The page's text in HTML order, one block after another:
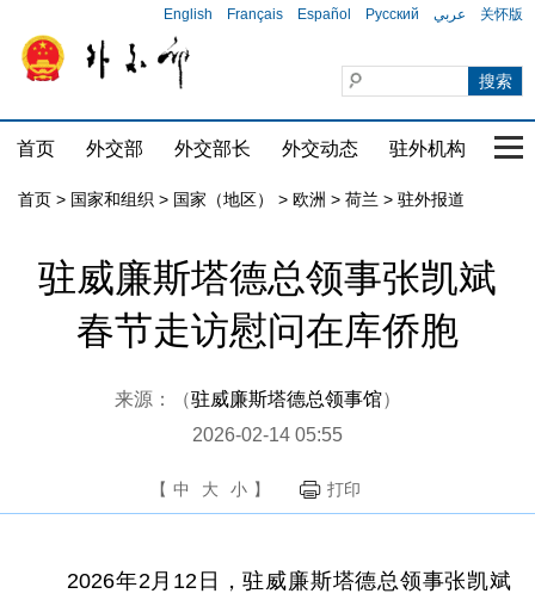
English Français Español Русский عربي 关怀版
首页 外交部 外交部长 外交动态 驻外机构 国
首页 > 国家和组织 > 国家（地区） > 欧洲 > 荷兰 > 驻外报道
驻威廉斯塔德总领事张凯斌
春节走访慰问在库侨胞
来源：（驻威廉斯塔德总领事馆）
2026-02-14 05:55
【 中 大 小 】 打印
2026年2月12日，驻威廉斯塔德总领事张凯斌